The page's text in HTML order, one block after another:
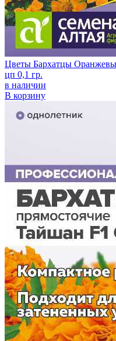
Цветы Бархатцы
цп 0,1 гр.
в наличии
В корзину